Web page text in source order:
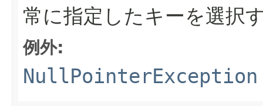
常に指定したキーを選択
例外:
NullPointerException